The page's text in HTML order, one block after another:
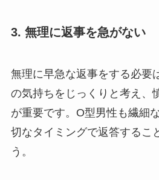
3. 無理に返事を急がない
無理に早急な返事をする必要
の気持ちをじっくりと考え、
が重要です。O型男性も繊細
切なタイミングで返答するこ
う。